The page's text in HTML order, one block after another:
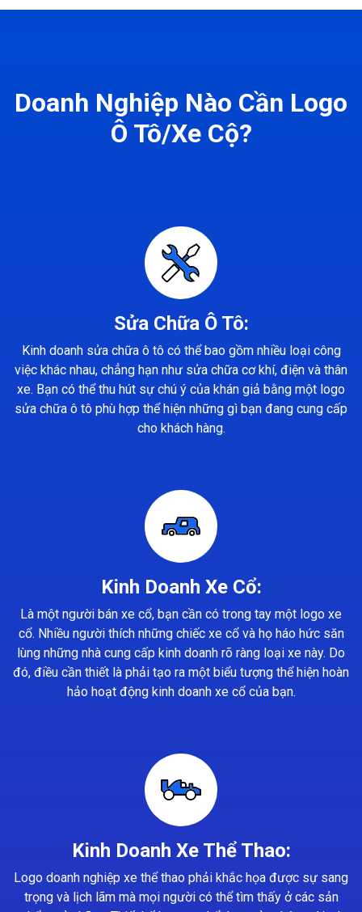
Doanh Nghiệp Nào Cần Logo
Ô Tô/Xe Cộ?
Sửa Chữa Ô Tô:
Kinh doanh sửa chữa ô tô có thể bao gồm nhiều loại công
việc khác nhau, chẳng hạn như sửa chữa cơ khí, điện và thân
xe. Bạn có thể thu hút sự chú ý của khán giả bằng một logo
sửa chữa ô tô phù hợp thể hiện những gì bạn đang cung cấp
cho khách hàng.
Kinh Doanh Xe Cổ:
Là một người bán xe cổ, bạn cần có trong tay một logo xe
cổ. Nhiều người thích những chiếc xe cổ và họ háo hức săn
lùng những nhà cung cấp kinh doanh rõ ràng loại xe này. Do
đó, điều cần thiết là phải tạo ra một biểu tượng thể hiện hoàn
hảo hoạt động kinh doanh xe cổ của bạn.
Kinh Doanh Xe Thể Thao:
Logo doanh nghiệp xe thể thao phải khắc họa được sự sang
trọng và lịch lãm mà mọi người có thể tìm thấy ở các sản